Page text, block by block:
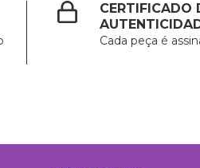
CERTIFICADO
Cada peça é